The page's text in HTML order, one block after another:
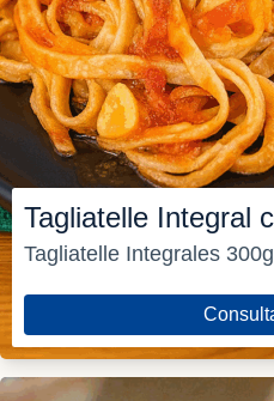
Tagliatelle Integral
Tagliatelle Integrales 300g